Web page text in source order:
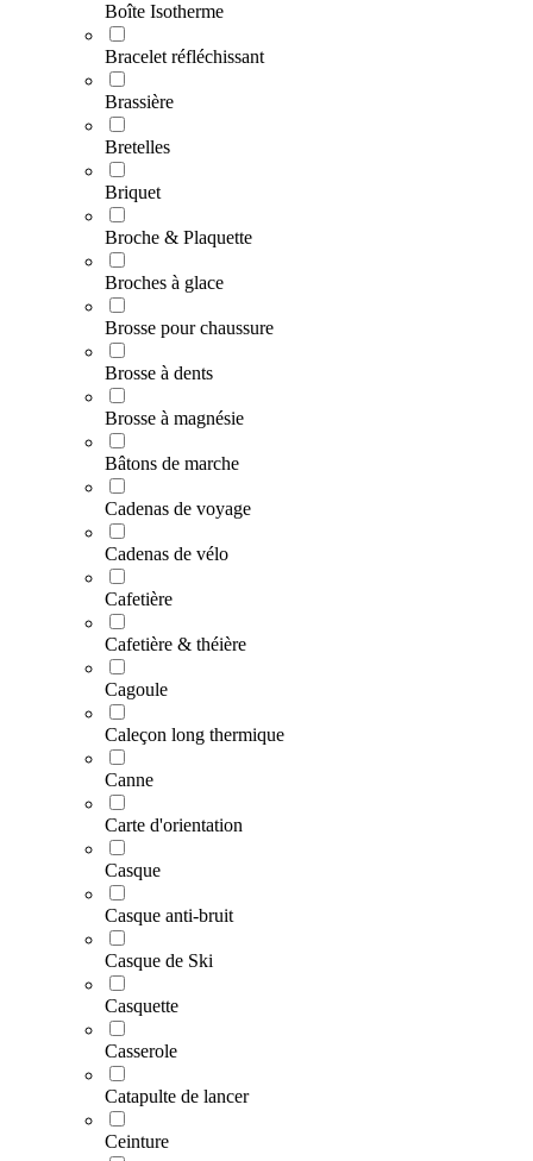
Boîte Isotherme
Bracelet réfléchissant
Brassière
Bretelles
Briquet
Broche & Plaquette
Broches à glace
Brosse pour chaussure
Brosse à dents
Brosse à magnésie
Bâtons de marche
Cadenas de voyage
Cadenas de vélo
Cafetière
Cafetière & théière
Cagoule
Caleçon long thermique
Canne
Carte d'orientation
Casque
Casque anti-bruit
Casque de Ski
Casquette
Casserole
Catapulte de lancer
Ceinture